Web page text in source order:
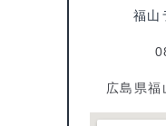
福山
広島県